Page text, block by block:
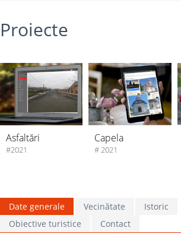
Proiecte
Asfaltări
#2021
Capela
# 2021
Date generale Vecinătate
Istoric
Obiective turistice
Contact